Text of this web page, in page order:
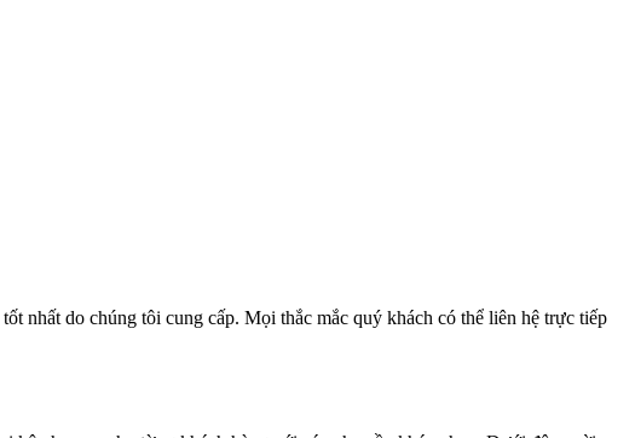
nhất do chúng tôi cung cấp. Mọi thắc mắc quý khách có thể liên hệ trực tiếp